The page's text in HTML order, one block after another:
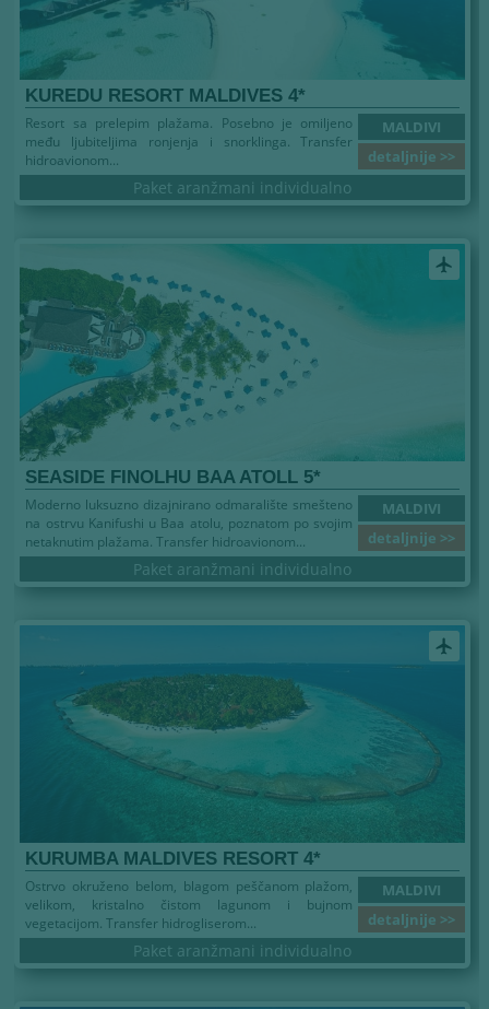
KUREDU RESORT MALDIVES 4*
MALDIVI
detaljnije >>
Resort sa prelepim plažama. Posebno je omiljeno
među ljubiteljima ronjenja i snorklinga. Transfer
hidroavionom...
Paket aranžmani individualno
airplanemode_active
SEASIDE FINOLHU BAA ATOLL 5*
MALDIVI
detaljnije >>
Moderno luksuzno dizajnirano odmaralište smešteno
na ostrvu Kanifushi u Baa atolu, poznatom po svojim
netaknutim plažama. Transfer hidroavionom...
Paket aranžmani individualno
airplanemode_active
KURUMBA MALDIVES RESORT 4*
MALDIVI
detaljnije >>
Ostrvo okruženo belom, blagom peščanom plažom,
velikom, kristalno čistom lagunom i bujnom
vegetacijom. Transfer hidrogliserom...
Paket aranžmani individualno